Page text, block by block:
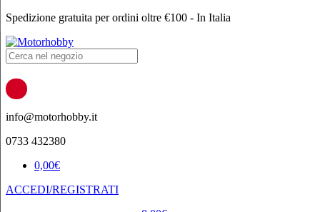
Spedizione gratuita per ordini oltre €100 - In Italia
Products
search
info@motorhobby.it
0733 432380
0,00€
ACCEDI/REGISTRATI